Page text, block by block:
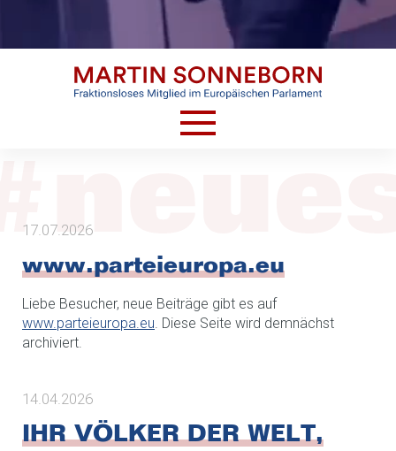
TERMINE
CV
KONTAKT
17.07.2026
www.parteieuropa.eu
Liebe Besucher, neue Beiträge gibt es auf
www.parteieuropa.eu. Diese Seite wird demnächst
archiviert.
14.04.2026
IHR VÖLKER DER WELT,